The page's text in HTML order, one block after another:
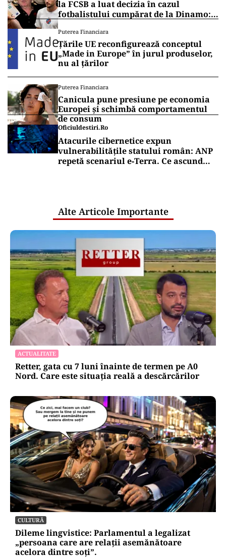
la FCSB a luat decizia în cazul
fotbalistului cumpărat de la Dinamo:
Puterea Financiara
Țările UE reconfigurează conceptul
„Made in Europe” în jurul produselor,
nu al țărilor
Puterea Financiara
Canicula pune presiune pe economia
Europei și schimbă comportamentul
de consum
Oficiuldestiri.ro
Atacurile cibernetice expun
vulnerabilitățile statului român: ANP
repetă scenariul e‑Terra. Ce ascund
Alte Articole Importante
ACTUALITATE
Retter, gata cu 7 luni înainte de termen pe A0
Nord. Care este situația reală a descărcărilor
CULTURĂ
Dileme lingvistice: Parlamentul a legalizat
„persoana care are relații asemănătoare
acelora dintre soți”.